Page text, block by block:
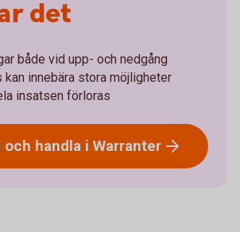
det
både vid upp- och nedgång
kan innebära stora möjligheter
insatsen förloras
och handla i Warranter